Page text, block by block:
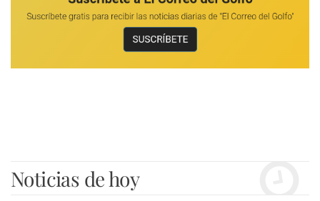
Noticias de hoy